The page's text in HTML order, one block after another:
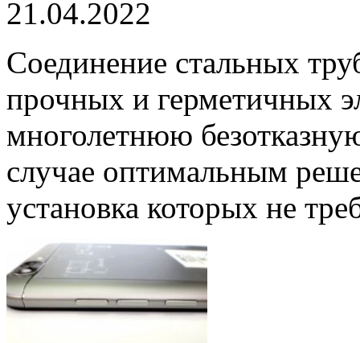
21.04.2022
Соединение стальных
прочных и герметичных
многолетнюю
случае оптимальным
установка которых не